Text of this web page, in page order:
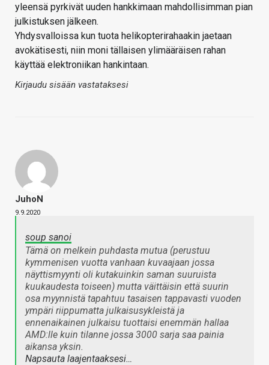
yleensä pyrkivät uuden hankkimaan mahdollisimman pian
julkistuksen jälkeen.
Yhdysvalloissa kun tuota helikopterirahaakin jaetaan
avokätisesti, niin moni tällaisen ylimääräisen rahan
käyttää elektroniikan hankintaan.
Kirjaudu sisään vastataksesi
JuhoN
9.9.2020
soup sanoi
Tämä on melkein puhdasta mutua (perustuu
kymmenisen vuotta vanhaan kuvaajaan jossa
näyttismyynti oli kutakuinkin saman suuruista
kuukaudesta toiseen) mutta väittäisin että suurin
osa myynnistä tapahtuu tasaisen tappavasti vuoden
ympäri riippumatta julkaisusykleistä ja
ennenaikainen julkaisu tuottaisi enemmän hallaa
AMD:lle kuin tilanne jossa 3000 sarja saa painia
aikansa yksin.
Napsauta laajentaaksesi…